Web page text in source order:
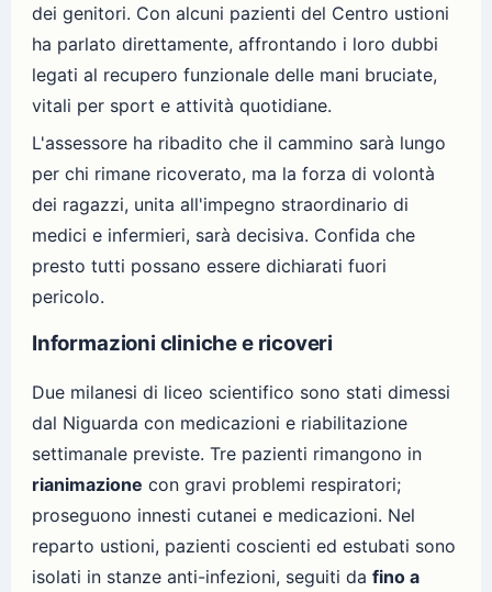
dei genitori. Con alcuni pazienti del Centro ustioni
ha parlato direttamente, affrontando i loro dubbi
legati al recupero funzionale delle mani bruciate,
vitali per sport e attività quotidiane.
L'assessore ha ribadito che il cammino sarà lungo
per chi rimane ricoverato, ma la forza di volontà
dei ragazzi, unita all'impegno straordinario di
medici e infermieri, sarà decisiva. Confida che
presto tutti possano essere dichiarati fuori
pericolo.
Informazioni cliniche e ricoveri
Due milanesi di liceo scientifico sono stati dimessi
dal Niguarda con medicazioni e riabilitazione
settimanale previste. Tre pazienti rimangono in
rianimazione con gravi problemi respiratori;
proseguono innesti cutanei e medicazioni. Nel
reparto ustioni, pazienti coscienti ed estubati sono
isolati in stanze anti-infezioni, seguiti da fino a